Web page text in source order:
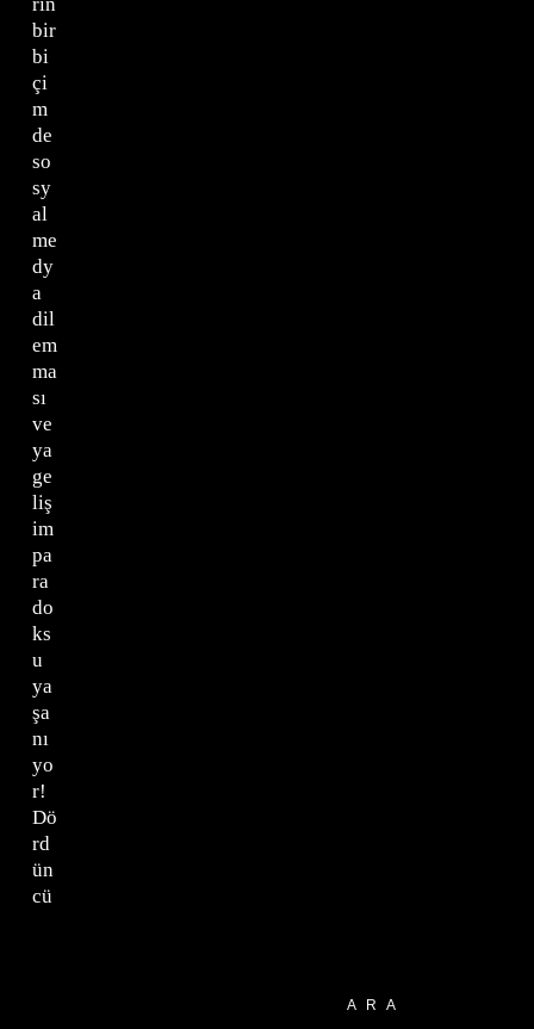
rin
bir
bi
çi
m
de
so
sy
al
me
dy
a
dil
em
ma
sı
ve
ya
ge
liş
im
pa
ra
do
ks
u
ya
şa
nı
yo
r!
Dö
rd
ün
cü
ARA